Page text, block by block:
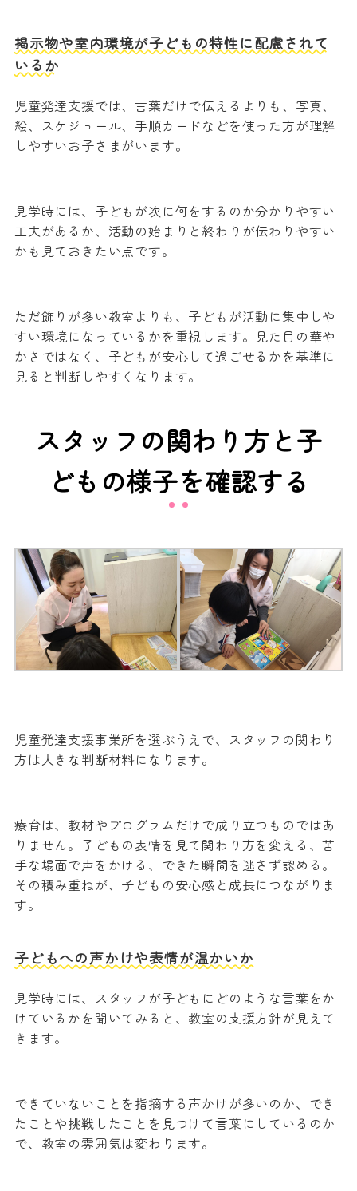
掲示物や室内環境が子どもの特性に配慮されて
いるか
児童発達支援では、言葉だけで伝えるよりも、写真、
絵、スケジュール、手順カードなどを使った方が理解
しやすいお子さまがいます。
見学時には、子どもが次に何をするのか分かりやすい
工夫があるか、活動の始まりと終わりが伝わりやすい
かも見ておきたい点です。
ただ飾りが多い教室よりも、子どもが活動に集中しや
すい環境になっているかを重視します。見た目の華や
かさではなく、子どもが安心して過ごせるかを基準に
見ると判断しやすくなります。
スタッフの関わり方と子
どもの様子を確認する
児童発達支援事業所を選ぶうえで、スタッフの関わり
方は大きな判断材料になります。
療育は、教材やプログラムだけで成り立つものではあ
りません。子どもの表情を見て関わり方を変える、苦
手な場面で声をかける、できた瞬間を逃さず認める。
その積み重ねが、子どもの安心感と成長につながりま
す。
子どもへの声かけや表情が温かいか
見学時には、スタッフが子どもにどのような言葉をか
けているかを聞いてみると、教室の支援方針が見えて
きます。
できていないことを指摘する声かけが多いのか、でき
たことや挑戦したことを見つけて言葉にしているのか
で、教室の雰囲気は変わります。